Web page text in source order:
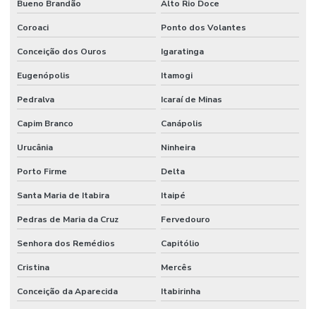
Bueno Brandão Alto Rio Doce
Coroaci Ponto dos Volantes
Conceição dos Ouros Igaratinga
Eugenópolis Itamogi
Pedralva Icaraí de Minas
Capim Branco Canápolis
Urucânia Ninheira
Porto Firme Delta
Santa Maria de Itabira Itaipé
Pedras de Maria da Cruz Fervedouro
Senhora dos Remédios Capitólio
Cristina Mercês
Conceição da Aparecida Itabirinha